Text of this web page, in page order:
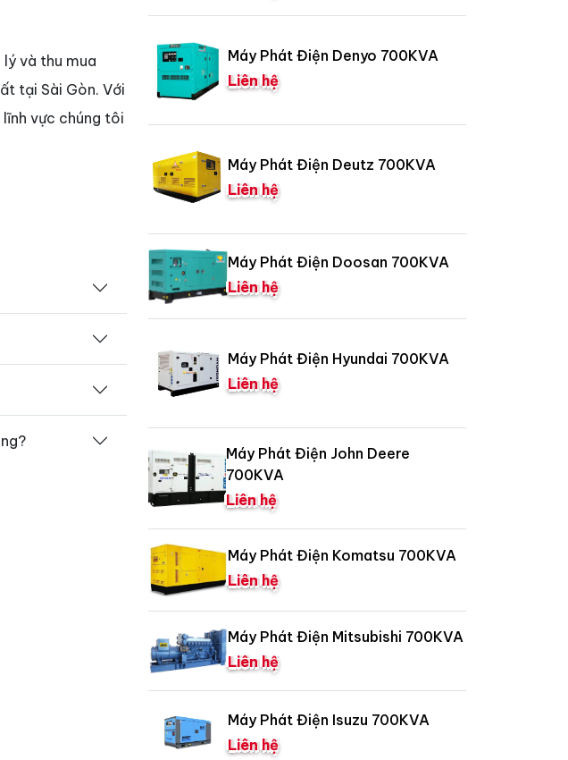
và thu mua
tại Sài Gòn. Với
vực chúng tôi
Máy Phát Điện Denyo 700KVA
Liên hệ
Máy Phát Điện Deutz 700KVA
Liên hệ
Máy Phát Điện Doosan 700KVA
Liên hệ
Máy Phát Điện Hyundai 700KVA
Liên hệ
Máy Phát Điện John Deere
700KVA
Liên hệ
Máy Phát Điện Komatsu 700KVA
Liên hệ
Máy Phát Điện Mitsubishi 700KVA
Liên hệ
Máy Phát Điện Isuzu 700KVA
Liên hệ